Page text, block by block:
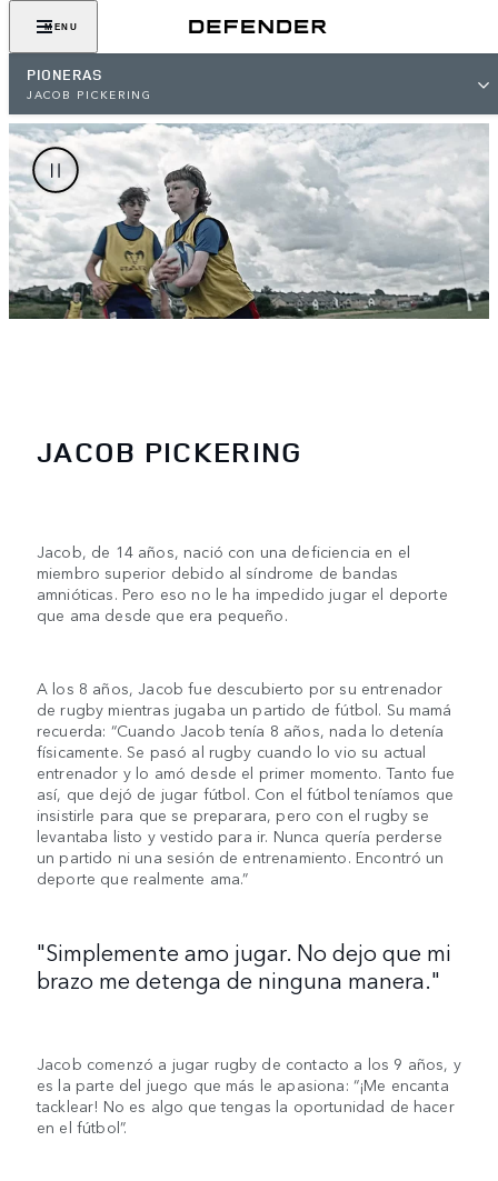
MENU
PIONERAS
JACOB PICKERING
JACOB PICKERING
Jacob, de 14 años, nació con una deficiencia en el
miembro superior debido al síndrome de bandas
amnióticas. Pero eso no le ha impedido jugar el deporte
que ama desde que era pequeño.
A los 8 años, Jacob fue descubierto por su entrenador
de rugby mientras jugaba un partido de fútbol. Su mamá
recuerda: “Cuando Jacob tenía 8 años, nada lo detenía
físicamente. Se pasó al rugby cuando lo vio su actual
entrenador y lo amó desde el primer momento. Tanto fue
así, que dejó de jugar fútbol. Con el fútbol teníamos que
insistirle para que se preparara, pero con el rugby se
levantaba listo y vestido para ir. Nunca quería perderse
un partido ni una sesión de entrenamiento. Encontró un
deporte que realmente ama.”
"Simplemente amo jugar. No dejo que mi
brazo me detenga de ninguna manera."
Jacob comenzó a jugar rugby de contacto a los 9 años, y
es la parte del juego que más le apasiona: “¡Me encanta
tacklear! No es algo que tengas la oportunidad de hacer
en el fútbol”.